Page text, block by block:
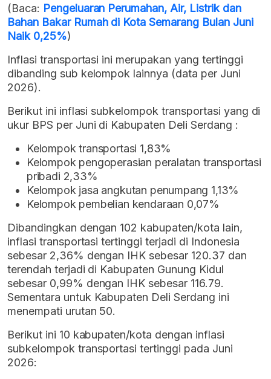
(Baca: Pengeluaran Perumahan, Air, Listrik dan
Bahan Bakar Rumah di Kota Semarang Bulan Juni
Naik 0,25%)
Inflasi transportasi ini merupakan yang tertinggi
dibanding sub kelompok lainnya (data per Juni
2026).
Berikut ini inflasi subkelompok transportasi yang di
ukur BPS per Juni di Kabupaten Deli Serdang :
Kelompok transportasi 1,83%
Kelompok pengoperasian peralatan transportasi
pribadi 2,33%
Kelompok jasa angkutan penumpang 1,13%
Kelompok pembelian kendaraan 0,07%
Dibandingkan dengan 102 kabupaten/kota lain,
inflasi transportasi tertinggi terjadi di Indonesia
sebesar 2,36% dengan IHK sebesar 120.37 dan
terendah terjadi di Kabupaten Gunung Kidul
sebesar 0,99% dengan IHK sebesar 116.79.
Sementara untuk Kabupaten Deli Serdang ini
menempati urutan 50.
Berikut ini 10 kabupaten/kota dengan inflasi
subkelompok transportasi tertinggi pada Juni
2026: